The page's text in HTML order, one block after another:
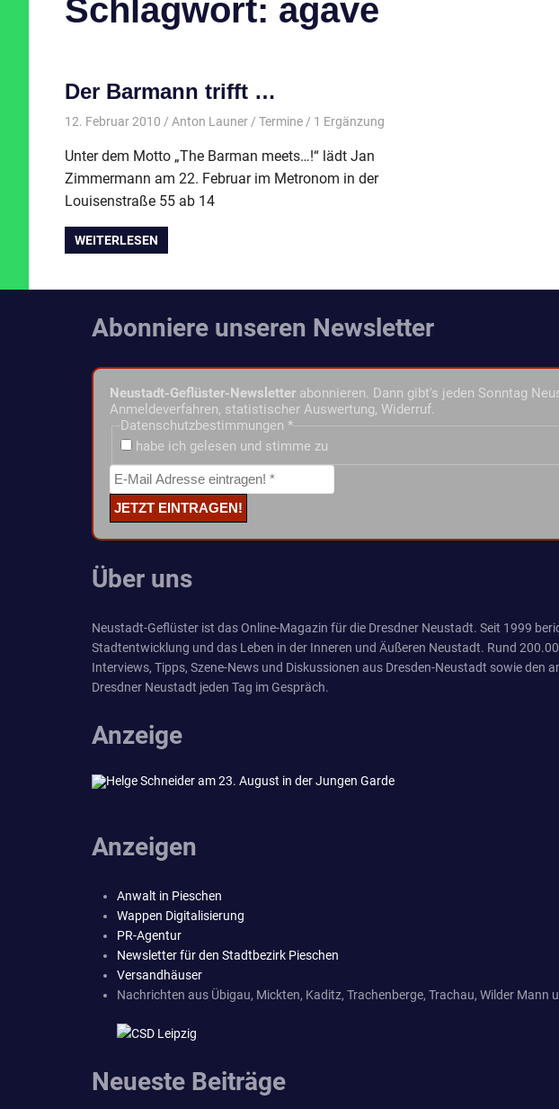
Schlagwort: agave
Der Barmann trifft …
12. Februar 2010 Anton Launer Termine/ 1 Ergänzung
Unter dem Motto „The Barman meets…!“ lädt Jan
Zimmermann am 22. Februar im Metronom in der
Louisenstraße 55 ab 14
WEITERLESEN
Abonniere unseren Newsletter
Neustadt-Geflüster-Newsletter abonnieren. Dann gibt's jeden Sonntag
Anmeldeverfahren, statistischer Auswertung, Widerruf.
Datenschutzbestimmungen *
habe ich gelesen und stimme zu
Über uns
Neustadt-Geflüster ist das Online-Magazin für die Dresdner Neustadt. Seit 1999
Stadtentwicklung und das Leben in der Inneren und Äußeren Neustadt. Rund
Interviews, Tipps, Szene-News und Diskussionen aus Dresden-Neustadt sowie
Dresdner Neustadt jeden Tag im Gespräch.
Anzeige
Anzeigen
Anwalt in Pieschen
Wappen Digitalisierung
PR-Agentur
Newsletter für den Stadtbezirk Pieschen
Versandhäuser
Nachrichten aus Übigau, Mickten, Kaditz, Trachenberge, Trachau, Wilder Mann
Neueste Beiträge